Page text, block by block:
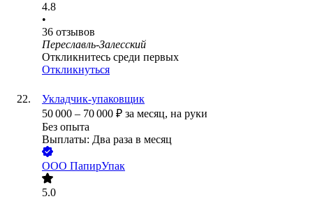
4.8
•
36 отзывов
Переславль-Залесский
Откликнитесь среди первых
Откликнуться
Укладчик-упаковщик
50 000 – 70 000 ₽ за месяц, на руки
Без опыта
Выплаты: Два раза в месяц
ООО ПапирУпак
5.0